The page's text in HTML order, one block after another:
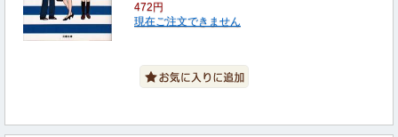
472円
現在ご注文できません